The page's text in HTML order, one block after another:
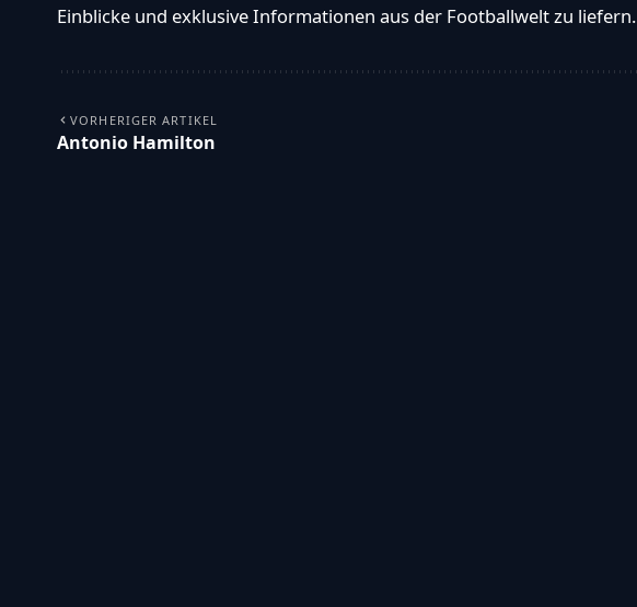
Einblicke und exklusive Informationen aus der Footballwelt zu liefern.
VORHERIGER ARTIKEL
Antonio Hamilton